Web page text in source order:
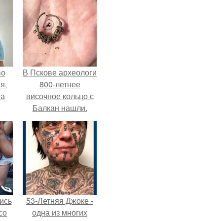
В Пскове археологи
800-летнее
височное кольцо с
Балкан нашли.
53-Летняя Джоке -
одна из многих